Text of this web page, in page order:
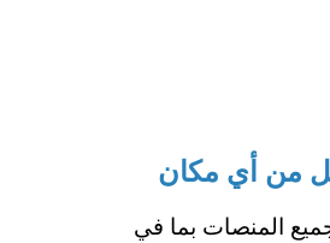
من أي مكان
المنصات بما في